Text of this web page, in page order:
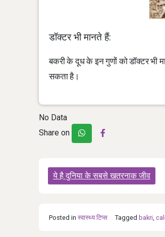
डॉक्टर भी मानते हैं:
बकरी के दूध के इन गुणों को डॉक्टर भी
सकता है।
No Data
Share on
Post
navigation
ये है दुनिया के सबसे खतरनाक जीव
Posted in स्‍वास्‍थ्‍य टिप्‍स Tagged bakri